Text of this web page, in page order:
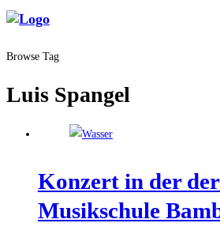
Browse Tag
Luis Spangel
Kon­zert in der
Musik­schu­le